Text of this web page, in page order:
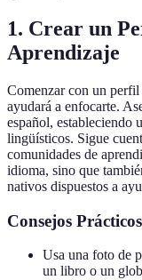
1. Crear un
Aprendizaje
Comenzar con un perfil
ayudará a enfocarte.
español, estableciendo
lingüísticos. Sigue
comunidades de
idioma, sino que
nativos dispuestos a
Consejos Prácticos
Usa una foto de
un libro o un